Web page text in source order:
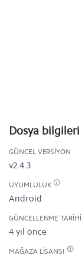
Dosya bilgileri
GÜNCEL VERSIYON
v2.4.3
UYUMLULUK
Android
GÜNCELLENME TARIHI
4 yıl önce
MAĞAZA LISANSI